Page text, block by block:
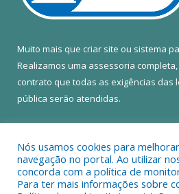
Muito mais que criar site ou sistema
Realizamos uma assessoria
contrato que todas as exigências das
pública serão atendidas.
Nós usamos cookies para
navegação no portal. Ao utilizar
concorda com a política de
Para ter mais informações sobre